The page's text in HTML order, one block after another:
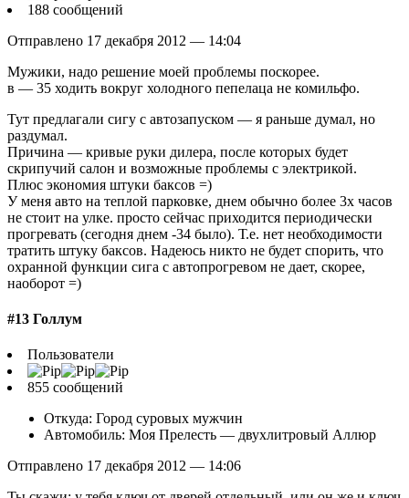
188 сообщений
Отправлено 17 декабря 2012 — 14:04
Мужики, надо решение моей проблемы поскорее.
в — 35 ходить вокруг холодного пепелаца не комильфо.
Тут предлагали сигу с автозапуском — я раньше думал, но
раздумал.
Причина — кривые руки дилера, после которых будет
скрипучий салон и возможные проблемы с электрикой.
Плюс экономия штуки баксов =)
У меня авто на теплой парковке, днем обычно более 3х часов
не стоит на улке. просто сейчас приходится периодически
прогревать (сегодня днем -34 было). Т.е. нет необходимости
тратить штуку баксов. Надеюсь никто не будет спорить, что
охранной функции сига с автопрогревом не дает, скорее,
наоборот =)
#13 Голлум
Пользователи
855 сообщений
Откуда: Город суровых мужчин
Автомобиль: Моя Прелесть — двухлитровый Аллюр
Отправлено 17 декабря 2012 — 14:06